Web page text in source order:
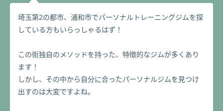
アスリートから一般人まで200人以上の姿勢改善、ダ
イエットや、トレーニングを担当。
体へと導く。
埼玉第2の都市、浦和市でパーソナルトレーニングジムを探
している方もいらっしゃるはず！
この街独自のメソッドを持った、特徴的なジムが多くあり
ます！
しかし、その中から自分に合ったパーソナルジムを見つけ
出すのは大変ですよね。